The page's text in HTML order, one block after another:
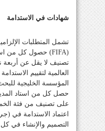
شهادات في الاستدامة
تشمل المتطلبات
(
FIFA
تصنيف لا يقل عن أربعة
العالمية لتقييم
المؤسسة الخليجية
حصل كل من استاد
على تصنيف من فئة
اعتماد الاستدامة
التصميم والإنشاء في